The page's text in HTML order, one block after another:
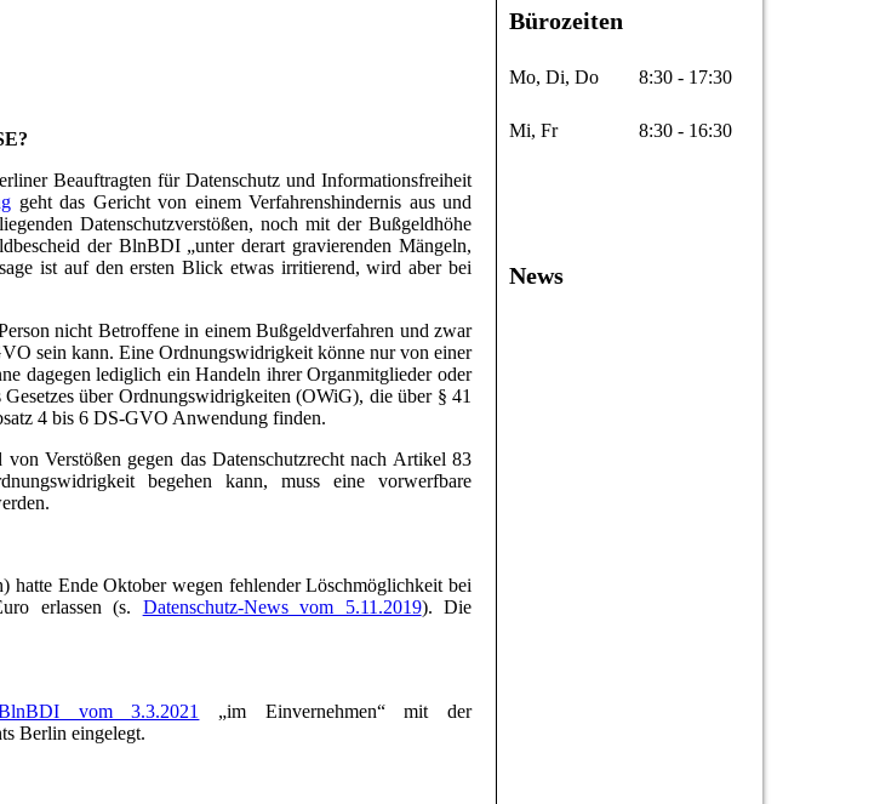
Beauftragten für Datenschutz und Informationsfreiheit
geht das Gericht von einem Verfahrenshindernis aus und
Datenschutzverstößen, noch mit der Bußgeldhöhe
der BlnBDI „unter derart gravierenden Mängeln,
ist auf den ersten Blick etwas irritierend, wird aber bei
nicht Betroffene in einem Bußgeldverfahren und zwar
sein kann. Eine Ordnungswidrigkeit könne nur von einer
dagegen lediglich ein Handeln ihrer Organmitglieder oder
über Ordnungswidrigkeiten (OWiG), die über § 41
4 bis 6 DS-GVO Anwendung finden.
Verstößen gegen das Datenschutzrecht nach Artikel 83
begehen kann, muss eine vorwerfbare
Ende Oktober wegen fehlender Löschmöglichkeit bei
erlassen (s. Datenschutz-News vom 5.11.2019). Die
vom 3.3.2021
„im Einvernehmen“ mit der
Berlin eingelegt.
Bürozeiten
Mo, Di, Do 8:30 - 17:30
Mi, Fr 8:30 - 16:30
News